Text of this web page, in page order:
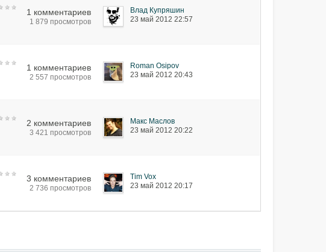
1 комментариев
1 879 просмотров
Влад Купряшин
23 май 2012 22:57
1 комментариев
2 557 просмотров
Roman Osipov
23 май 2012 20:43
2 комментариев
3 421 просмотров
Макс Маслов
23 май 2012 20:22
3 комментариев
2 736 просмотров
Tim Vox
23 май 2012 20:17